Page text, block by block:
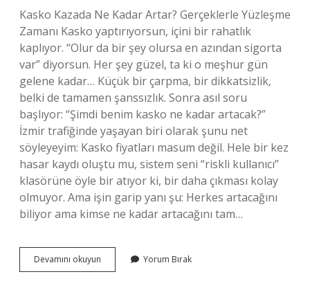
Kasko Kazada Ne Kadar Artar? Gerçeklerle Yüzleşme
Zamanı Kasko yaptırıyorsun, içini bir rahatlık
kaplıyor. “Olur da bir şey olursa en azından sigorta
var” diyorsun. Her şey güzel, ta ki o meşhur gün
gelene kadar… Küçük bir çarpma, bir dikkatsizlik,
belki de tamamen şanssızlık. Sonra asıl soru
başlıyor: “Şimdi benim kasko ne kadar artacak?”
İzmir trafiğinde yaşayan biri olarak şunu net
söyleyeyim: Kasko fiyatları masum değil. Hele bir kez
hasar kaydı oluştu mu, sistem seni “riskli kullanıcı”
klasörüne öyle bir atıyor ki, bir daha çıkması kolay
olmuyor. Ama işin garip yanı şu: Herkes artacağını
biliyor ama kimse ne kadar artacağını tam…
Devamını okuyun
kazada
Yorum Bırak